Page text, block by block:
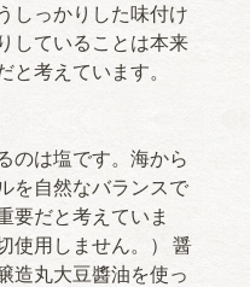
しっかりした味付け
していることは本来
考えています。
のは塩です。海から
を自然なバランスで
要だと考えていま
使用しません。） 醤
造丸大豆醬油を使っ